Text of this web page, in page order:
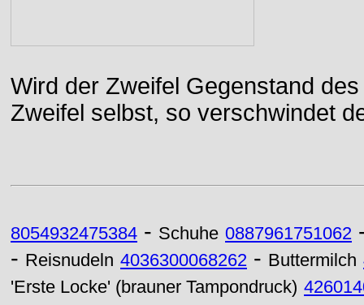
Wird der Zweifel Gegenstand
Zweifel selbst, so verschwindet
8054932475384 - Schuhe 0887961751062
- Reisnudeln 4036300068262 - Buttermilch
'Erste Locke' (brauner Tampondruck)